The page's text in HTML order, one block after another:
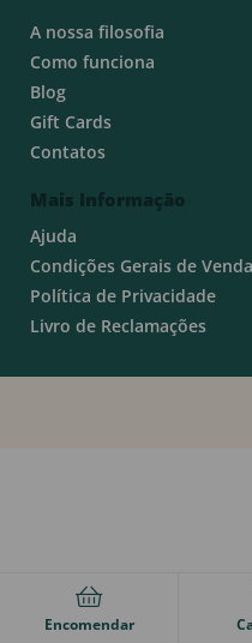
A nossa filosofia
Como funciona
Blog
Gift Cards
Contatos
Mais Informação
Ajuda
Condições Gerais de Venda
Política de Privacidade
Livro de Reclamações
Encomendar